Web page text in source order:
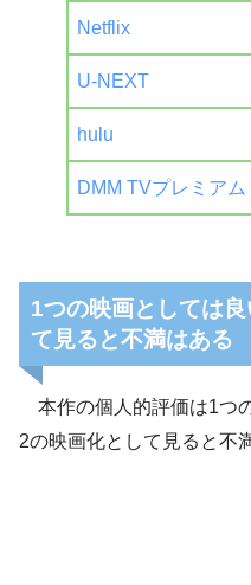
Netflix
U-NEXT
hulu
DMM TVプレミアム
1つの映画としては
て見ると不満はある
本作の個人的評価は1つ
2の映画化として見ると不